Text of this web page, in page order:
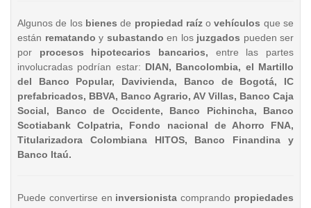
Algunos de los bienesde propiedad raízo vehículos que se
están rematando y subastando en los juzgados pueden ser
por procesos hipotecarios bancarios, entre las partes
involucradas podrían estar: DIAN, Bancolombia, el Martillo
del Banco Popular, Davivienda, Banco de Bogotá, IC
prefabricados, BBVA, Banco Agrario, AV Villas, Banco Caja
Social, Banco de Occidente, Banco Pichincha, Banco
Scotiabank Colpatria, Fondo nacional de Ahorro FNA,
Titularizadora Colombiana HITOS, Banco Finandina y
Banco Itaú.
Puede convertirse en inversionista comprando propiedades